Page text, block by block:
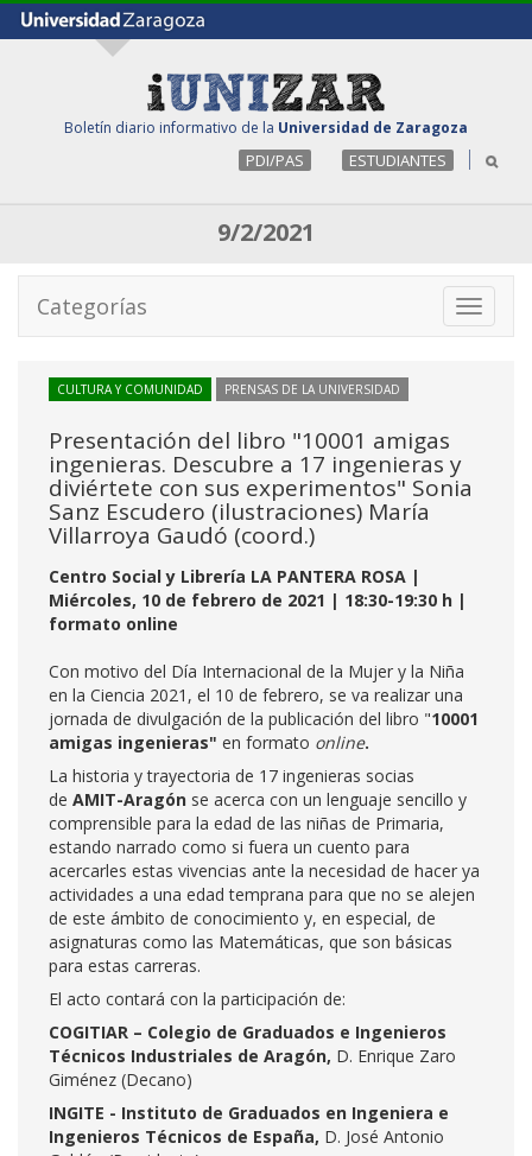
Boletín diario informativo de la Universidad de Zaragoza
PDI/PAS ESTUDIANTES
9/2/2021
Toggle
Categorías
CULTURA Y COMUNIDAD PRENSAS DE LA UNIVERSIDAD
Presentación del libro "10001 amigas
ingenieras. Descubre a 17 ingenieras y
diviértete con sus experimentos" Sonia
Sanz Escudero (ilustraciones) María
Villarroya Gaudó (coord.)
Centro Social y Librería LA PANTERA ROSA |
Miércoles, 10 de febrero de 2021 | 18:30-19:30 h |
formato online
Con motivo del Día Internacional de la Mujer y la Niña
en la Ciencia 2021, el 10 de febrero, se va realizar una
jornada de divulgación de la publicación del libro "10001
amigas ingenieras" en formato online.
La historia y trayectoria de 17 ingenieras socias
de AMIT-Aragón se acerca con un lenguaje sencillo y
comprensible para la edad de las niñas de Primaria,
estando narrado como si fuera un cuento para
acercarles estas vivencias ante la necesidad de hacer ya
actividades a una edad temprana para que no se alejen
de este ámbito de conocimiento y, en especial, de
asignaturas como las Matemáticas, que son básicas
para estas carreras.
El acto contará con la participación de:
COGITIAR – Colegio de Graduados e Ingenieros
Técnicos Industriales de Aragón, D. Enrique Zaro
Giménez (Decano)
INGITE - Instituto de Graduados en Ingeniera e
Ingenieros Técnicos de España, D. José Antonio